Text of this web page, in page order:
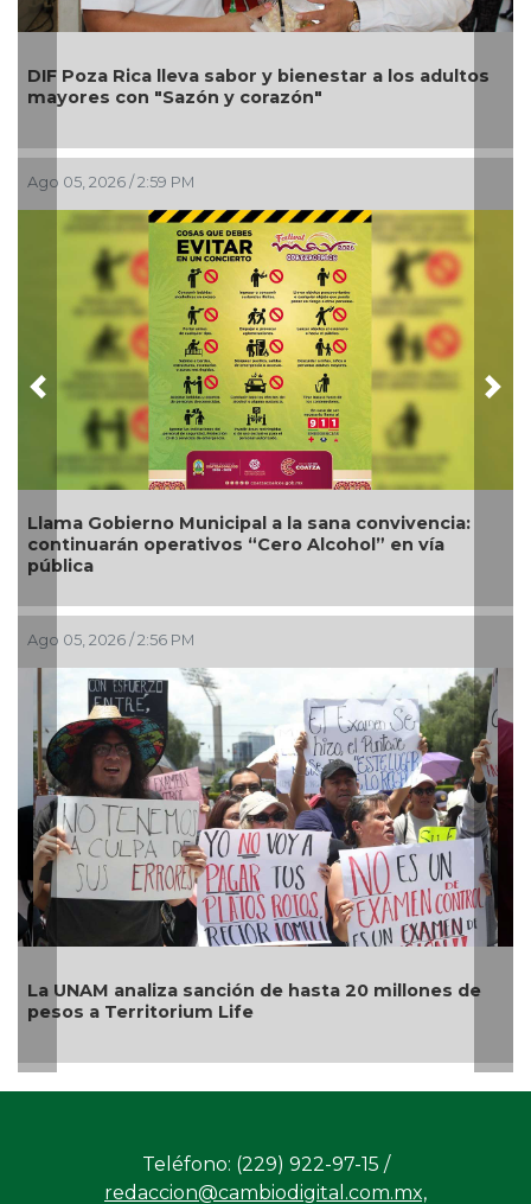
Una silla de ruedas, un nuevo apoyo para Flor
Alondra: Pedro Miguel y Sonia Marie responden a
petición de familia
Ago 05, 2026 / 12:13 PM
Nueva oferta educativa impulsará la
competitividad turística de Veracruz
Ago 04, 2026 / 7:13 PM
León, Oaxaca, Tijuana y Ciudad de México, sedes
del examen de control de la UNAM, del 12 al 19 de
agosto
Previous
Teléfono: (229) 922-97-15 /
redaccion@cambiodigital.com.mx,